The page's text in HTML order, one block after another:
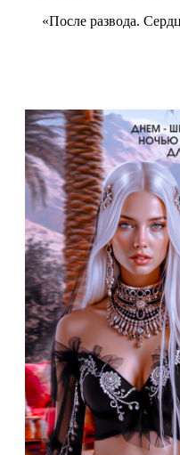
«После развода.